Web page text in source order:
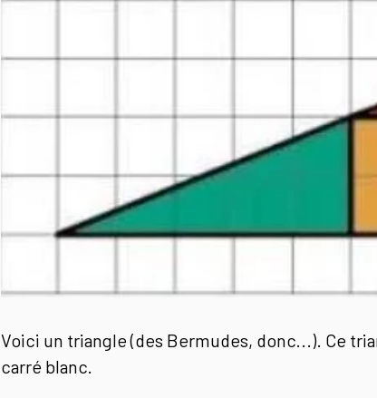
Voici un triangle (des Bermudes, donc...). Ce
carré blanc.